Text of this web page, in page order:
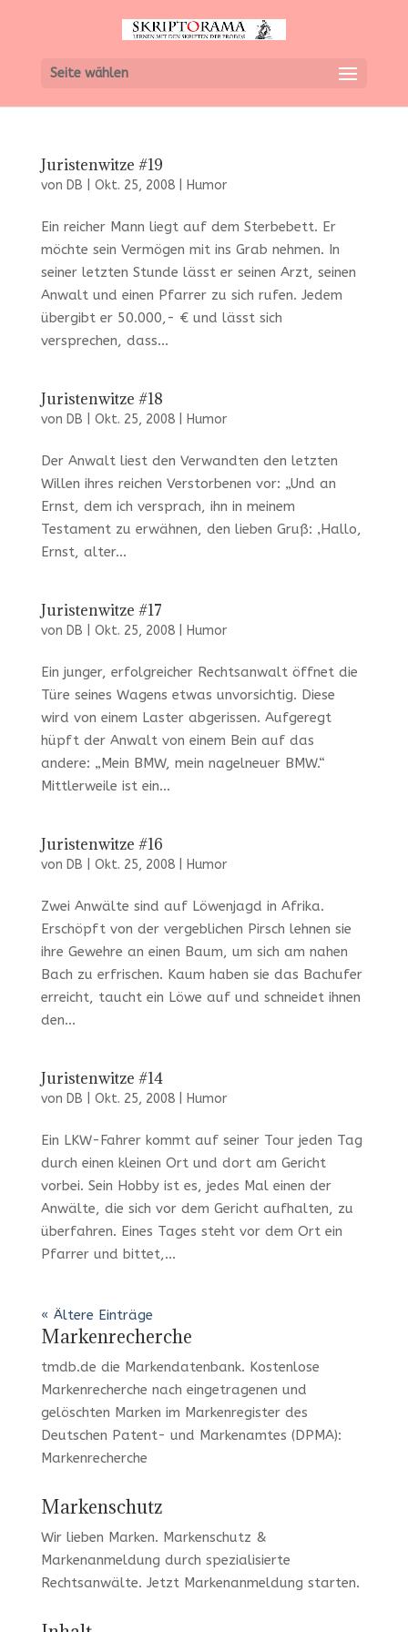
Seite wählen
Juristenwitze #19
von DB Okt. 25, 2008| Humor
Ein reicher Mann liegt auf dem Sterbebett. Er
möchte sein Vermögen mit ins Grab nehmen. In
seiner letzten Stunde lässt er seinen Arzt, seinen
Anwalt und einen Pfarrer zu sich rufen. Jedem
übergibt er 50.000,- € und lässt sich
versprechen, dass...
Juristenwitze #18
von DB Okt. 25, 2008| Humor
Der Anwalt liest den Verwandten den letzten
Willen ihres reichen Verstorbenen vor: „Und an
Ernst, dem ich versprach, ihn in meinem
Testament zu erwähnen, den lieben Gruß: ‚Hallo,
Ernst, alter...
Juristenwitze #17
von DB Okt. 25, 2008| Humor
Ein junger, erfolgreicher Rechtsanwalt öffnet die
Türe seines Wagens etwas unvorsichtig. Diese
wird von einem Laster abgerissen. Aufgeregt
hüpft der Anwalt von einem Bein auf das
andere: „Mein BMW, mein nagelneuer BMW.“
Mittlerweile ist ein...
Juristenwitze #16
von DB Okt. 25, 2008| Humor
Zwei Anwälte sind auf Löwenjagd in Afrika.
Erschöpft von der vergeblichen Pirsch lehnen sie
ihre Gewehre an einen Baum, um sich am nahen
Bach zu erfrischen. Kaum haben sie das Bachufer
erreicht, taucht ein Löwe auf und schneidet ihnen
den...
Juristenwitze #14
von DB Okt. 25, 2008| Humor
Ein LKW-Fahrer kommt auf seiner Tour jeden Tag
durch einen kleinen Ort und dort am Gericht
vorbei. Sein Hobby ist es, jedes Mal einen der
Anwälte, die sich vor dem Gericht aufhalten, zu
überfahren. Eines Tages steht vor dem Ort ein
Pfarrer und bittet,...
« Ältere Einträge
Markenrecherche
tmdb.de die Markendatenbank. Kostenlose
Markenrecherche nach eingetragenen und
gelöschten Marken im Markenregister des
Deutschen Patent- und Markenamtes (DPMA):
Markenrecherche
Markenschutz
Wir lieben Marken. Markenschutz &
Markenanmeldung durch spezialisierte
Rechtsanwälte. Jetzt Markenanmeldung starten.